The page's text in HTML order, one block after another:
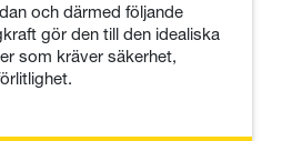
och därmed följande
gör den till den idealiska
som kräver säkerhet,